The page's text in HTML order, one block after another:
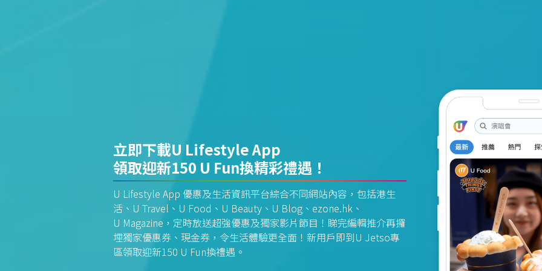
立即下載U Lifestyle App
領取迎新150 U Fun換精彩禮遇！
U Lifestyle App 優惠及生活資訊平台綜合不同網站內容，包括港生
活、U Travel、U Food、U Beauty、U Blog、ezone.hk、
U Magazine，定時放送超強優惠及獨家影片節目！睇完編輯推介再攞
埋獨家優惠券、現金券，令生活體驗更全面！新用戶即到U Jetso專
區領取迎新150 U Fun換禮遇。